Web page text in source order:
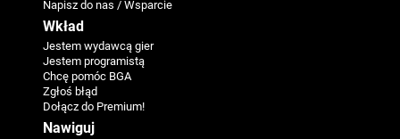
Napisz do nas / Wsparcie
Wkład
Jestem wydawcą gier
Jestem programistą
Chcę pomóc BGA
Zgłoś błąd
Dołącz do Premium!
Nawiguj